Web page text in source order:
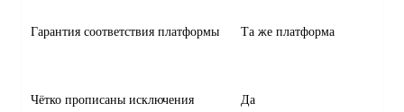
Гарантия соответствия платформы Та же платформа
Чётко прописаны исключения Да